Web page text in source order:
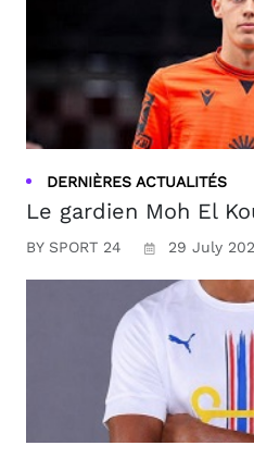
DERNIÈRES ACTUALITÉS
Le gardien Moh El
BY SPORT 24 29 July